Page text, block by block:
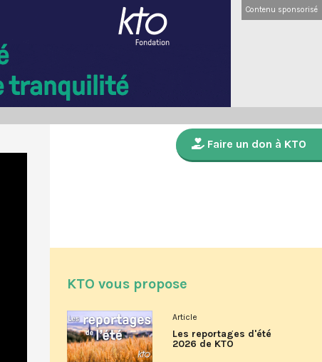
Contenu sponsorisé
Faire un don à KTO
KTO vous propose
Article
Les reportages d'été
2026 de KTO